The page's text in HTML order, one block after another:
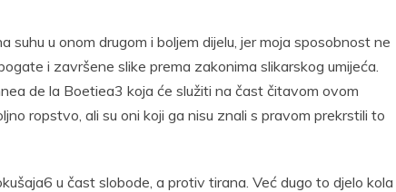
suhu u onom drugom i boljem dijelu, jer moja sposobnost ne
i završene slike prema zakonima slikarskog umijeća.
de la Boetiea3 koja će služiti na čast čitavom ovom
ropstvo, ali su oni koji ga nisu znali s pravom prekrstili to
u čast slobode, a protiv tirana. Već dugo to djelo kola